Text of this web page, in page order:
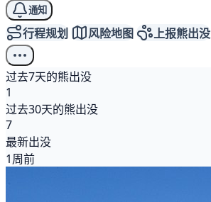
通知
行程规划 风险地图 上报熊出没
过去7天的熊出没
1
过去30天的熊出没
7
最新出没
1周前